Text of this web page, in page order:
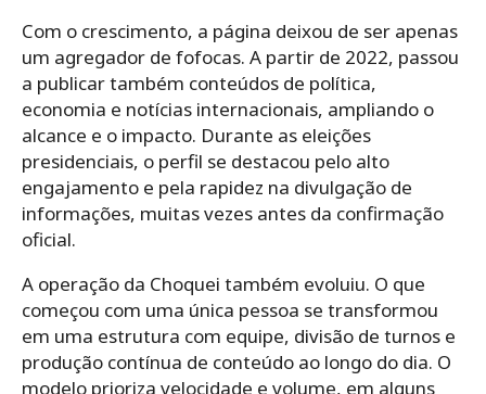
Com o crescimento, a página deixou de ser apenas
um agregador de fofocas. A partir de 2022, passou
a publicar também conteúdos de política,
economia e notícias internacionais, ampliando o
alcance e o impacto. Durante as eleições
presidenciais, o perfil se destacou pelo alto
engajamento e pela rapidez na divulgação de
informações, muitas vezes antes da confirmação
oficial.
A operação da Choquei também evoluiu. O que
começou com uma única pessoa se transformou
em uma estrutura com equipe, divisão de turnos e
produção contínua de conteúdo ao longo do dia. O
modelo prioriza velocidade e volume, em alguns